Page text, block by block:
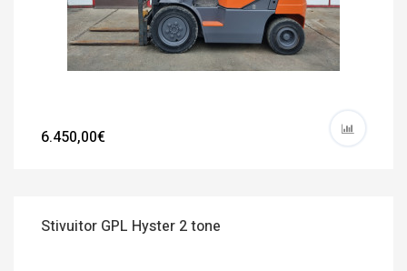
6.450,00€
Stivuitor GPL Hyster 2 tone